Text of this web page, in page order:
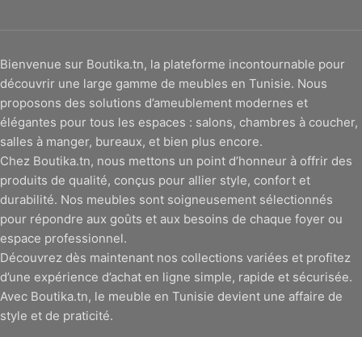
Bienvenue sur Boutika.tn, la plateforme incontournable pour
découvrir une large gamme de meubles en Tunisie. Nous
proposons des solutions d’ameublement modernes et
élégantes pour tous les espaces : salons, chambres à coucher,
salles à manger, bureaux, et bien plus encore.
Chez Boutika.tn, nous mettons un point d’honneur à offrir des
produits de qualité, conçus pour allier style, confort et
durabilité. Nos meubles sont soigneusement sélectionnés
pour répondre aux goûts et aux besoins de chaque foyer ou
espace professionnel.
Découvrez dès maintenant nos collections variées et profitez
d’une expérience d’achat en ligne simple, rapide et sécurisée.
Avec Boutika.tn, le meuble en Tunisie devient une affaire de
style et de praticité.